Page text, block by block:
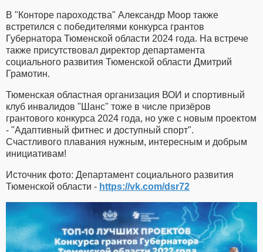
В "Конторе пароходства" Александр Моор также
встретился с победителями конкурса грантов
Губернатора Тюменской области 2024 года. На встрече
также присутствовал директор департамента
социального развития Тюменской области Дмитрий
Грамотин.
Тюменская областная организация ВОИ и спортивный
клуб инвалидов "Шанс" тоже в числе призёров
грантового конкурса 2024 года, но уже с новым проектом
- "Адаптивный фитнес и доступный спорт".
Счастливого плавания нужным, интересным и добрым
инициативам!
Источник фото: Департамент социального развития
Тюменской области - https://vk.com/dsr72